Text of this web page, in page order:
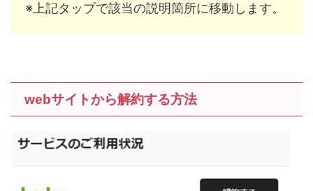
※上記タップで該当の説明箇所に移動します。
webサイトから解約する方法